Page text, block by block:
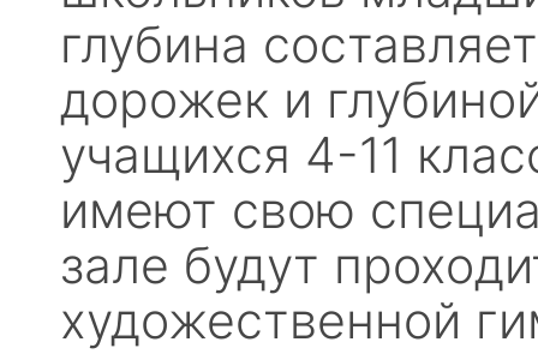
глубина
дорожек и
учащихся 4-11
имеют свою
зале будут
художественной